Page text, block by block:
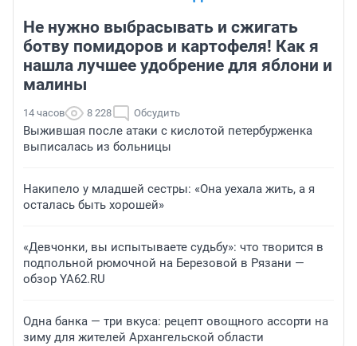
Не нужно выбрасывать и сжигать
ботву помидоров и картофеля! Как я
нашла лучшее удобрение для яблони и
малины
14 часов 8 228 Обсудить
Выжившая после атаки с кислотой петербурженка
выписалась из больницы
Накипело у младшей сестры: «Она уехала жить, а я
осталась быть хорошей»
«Девчонки, вы испытываете судьбу»: что творится в
подпольной рюмочной на Березовой в Рязани —
обзор YA62.RU
Одна банка — три вкуса: рецепт овощного ассорти на
зиму для жителей Архангельской области